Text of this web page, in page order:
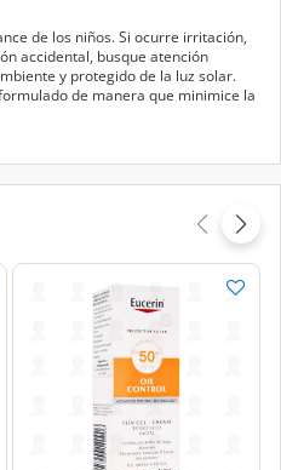
de los niños. Si ocurre irritación,
accidental, busque atención
y protegido de la luz solar.
de manera que minimice la